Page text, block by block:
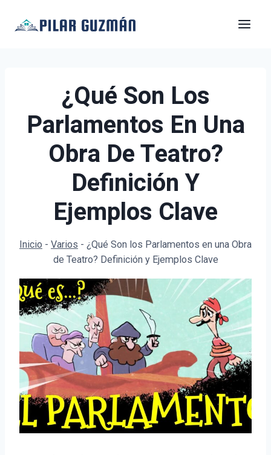
¿Qué Son Los
Parlamentos En Una
Obra De Teatro?
Definición Y
Ejemplos Clave
Inicio - Varios - ¿Qué Son los Parlamentos en una Obra
de Teatro? Definición y Ejemplos Clave